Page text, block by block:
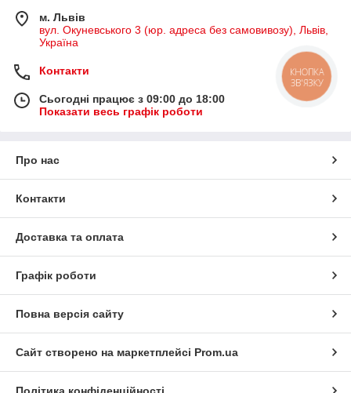
м. Львів
вул. Окуневського 3 (юр. адреса без самовивозу), Львів,
Україна
Контакти
Сьогодні працює з 09:00 до 18:00
Показати весь графік роботи
Про нас
Контакти
Доставка та оплата
Графік роботи
Повна версія сайту
Сайт створено на маркетплейсі Prom.ua
КНОПКА
ЗВ'ЯЗКУ